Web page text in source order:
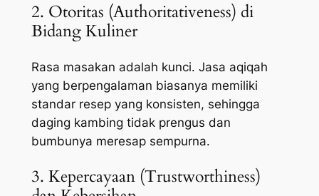
2. Otoritas (Authoritativeness) di
Bidang Kuliner
Rasa masakan adalah kunci. Jasa aqiqah
yang berpengalaman biasanya memiliki
standar resep yang konsisten, sehingga
daging kambing tidak prengus dan
bumbunya meresap sempurna.
3. Kepercayaan (Trustworthiness)